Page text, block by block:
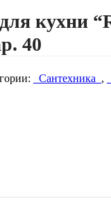
кухни
40
Сантехника ,